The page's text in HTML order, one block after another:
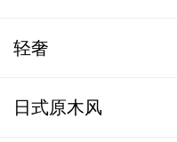
轻奢
日式原木风